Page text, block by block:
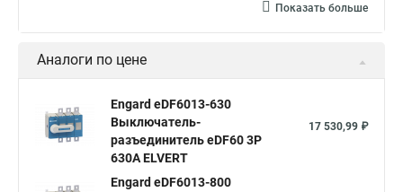
Показать больше
Аналоги по цене
Engard eDF6013-630
Выключатель-
разъединитель eDF60 3P
630А ELVERT
17 530,99 ₽
Engard eDF6013-800